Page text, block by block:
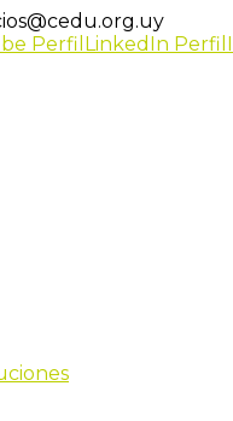
Perfil LinkedIn Perfil